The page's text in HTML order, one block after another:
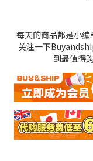
每天的商品都是小
关注一下
到最值得